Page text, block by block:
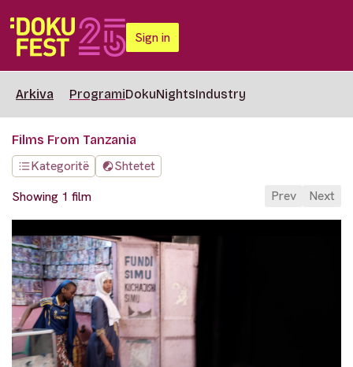
Sign in
Arkiva ProgramiDokuNightsIndustry
Films From Tanzania
Kategoritë
Shtetet
Showing 1 film
Prev Next